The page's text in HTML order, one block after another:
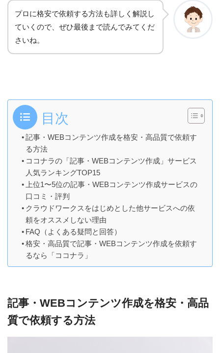
プロに格安で依頼する方法も詳しく解説し
ていくので、ぜひ最後まで読んでみてくだ
さいね。
目次
記事・WEBコンテンツ作成を格安・高品質で依頼す
る方法
ココナラの「記事・WEBコンテンツ作成」サービス
人気ランキングTOP15
上位1〜5位の記事・WEBコンテンツ作成サービスの
口コミ・評判
クラウドワークスをはじめとした他サービスへの依
頼をオススメしない理由
FAQ（よくある疑問と回答）
格安・高品質で記事・WEBコンテンツ作成を依頼す
るなら「ココナラ」
記事・WEBコンテンツ作成を格安・高品
質で依頼する方法